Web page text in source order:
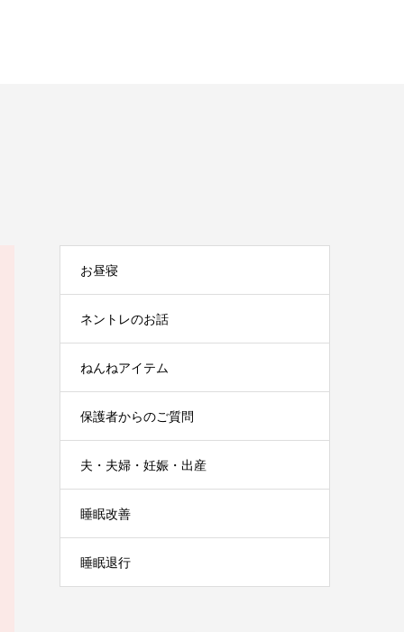
お昼寝
ネントレのお話
ねんねアイテム
保護者からのご質問
夫・夫婦・妊娠・出産
睡眠改善
睡眠退行